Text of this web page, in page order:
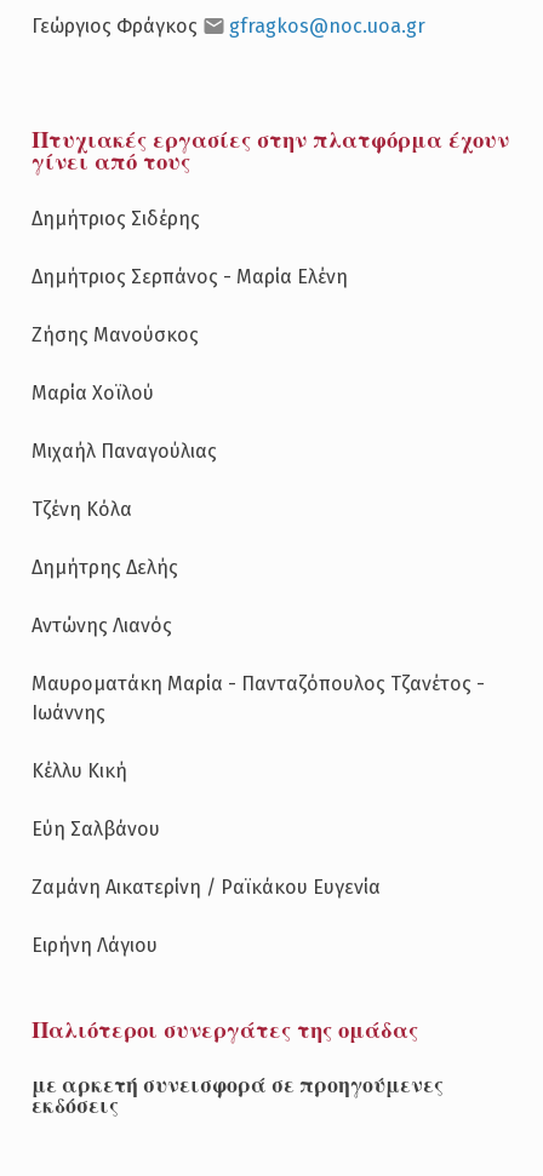
Γεώργιος Φράγκος gfragkos@noc.uoa.gr
Πτυχιακές εργασίες στην πλατφόρμα έχουν
γίνει από τους
Δημήτριος Σιδέρης
Δημήτριος Σερπάνος - Μαρία Ελένη
Ζήσης Μανούσκος
Μαρία Χοϊλού
Μιχαήλ Παναγούλιας
Τζένη Κόλα
Δημήτρης Δελής
Αντώνης Λιανός
Μαυροματάκη Μαρία - Πανταζόπουλος Τζανέτος -
Ιωάννης
Κέλλυ Κική
Εύη Σαλβάνου
Ζαμάνη Αικατερίνη / Ραϊκάκου Ευγενία
Ειρήνη Λάγιου
Παλιότεροι συνεργάτες της ομάδας
με αρκετή συνεισφορά σε προηγούμενες
εκδόσεις